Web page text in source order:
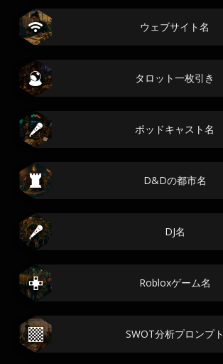
ウェブサイト名
タロット一枚引き
ポッドキャスト名
D&Dの都市名
DJ名
Robloxゲーム名
SWOT分析プロンプト